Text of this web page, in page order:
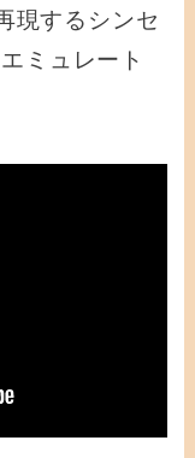
現するシンセ
ミュレート